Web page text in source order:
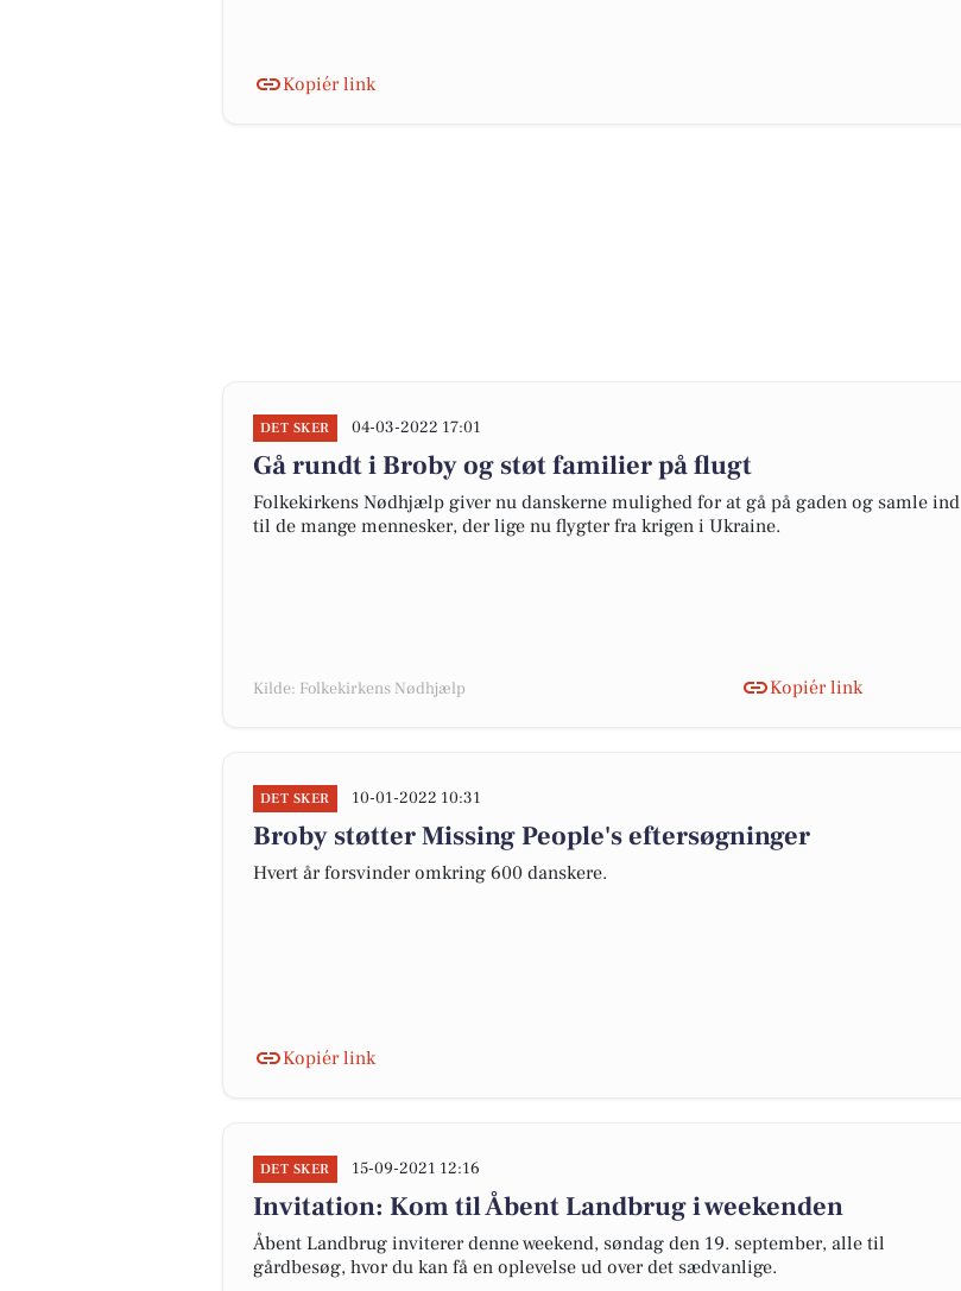
Kopiér link
DET SKER 04-03-2022 17:01
Gå rundt i Broby og støt familier på flugt
Folkekirkens Nødhjælp giver nu danskerne mulighed for at gå på gaden og samle ind
til de mange mennesker, der lige nu flygter fra krigen i Ukraine.
Kilde: Folkekirkens Nødhjælp Kopiér link
DET SKER 10-01-2022 10:31
Broby støtter Missing People's eftersøgninger
Hvert år forsvinder omkring 600 danskere.
Kopiér link
DET SKER 15-09-2021 12:16
Invitation: Kom til Åbent Landbrug i weekenden
Åbent Landbrug inviterer denne weekend, søndag den 19. september, alle til
gårdbesøg, hvor du kan få en oplevelse ud over det sædvanlige.